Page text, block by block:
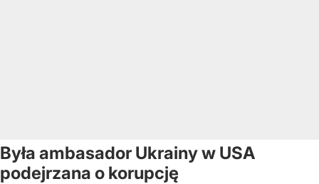
Była ambasador Ukrainy w USA
podejrzana o korupcję